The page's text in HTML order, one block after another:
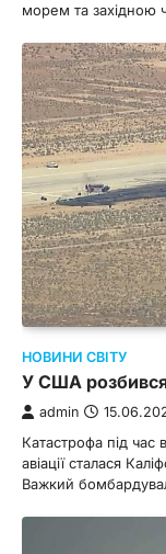
морем та західною
НОВИНИ СВІТУ
У США
admin
Катастрофа під час
авіації сталася
Важкий